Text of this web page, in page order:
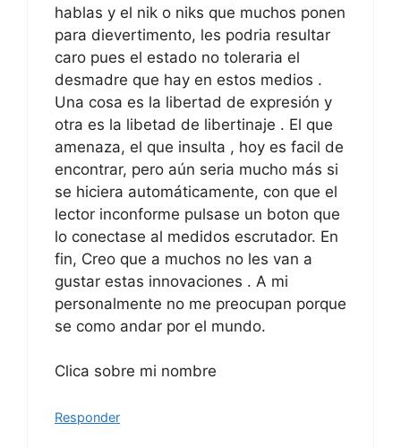
hablas y el nik o niks que muchos ponen
para dievertimento, les podria resultar
caro pues el estado no toleraria el
desmadre que hay en estos medios .
Una cosa es la libertad de expresión y
otra es la libetad de libertinaje . El que
amenaza, el que insulta , hoy es facil de
encontrar, pero aún seria mucho más si
se hiciera automáticamente, con que el
lector inconforme pulsase un boton que
lo conectase al medidos escrutador. En
fin, Creo que a muchos no les van a
gustar estas innovaciones . A mi
personalmente no me preocupan porque
se como andar por el mundo.
Clica sobre mi nombre
Responder